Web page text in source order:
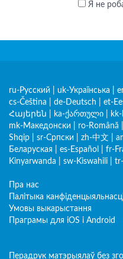
Я не
ru-Русский uk-Українська
cs-Čeština
de-Deutsch et-
Հայերեն
ka-ქართული
mk-Македонски
ro-Română
Shqip
sr-Српски zh-中文
Беларуская
es-Español fr-
Kinyarwanda
sw-Kiswahili
Пра нас
Палітыка
Умовы выкарыстання
Праграмы для iOS і Android
Перадрук матэрыялаў без